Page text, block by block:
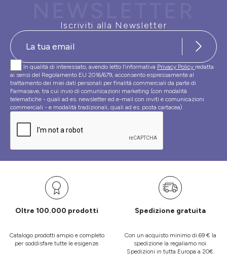
Iscriviti alla Newsletter
In qualità di interessato, avendo letto l’informativa Privacy Policy redatta
ai sensi del Regolamento EU 2016/679, acconsento espressamente al
trattamento dei miei dati personali per finalità commerciali da parte di
Farmasave, tra cui invio di comunicazioni marketing (con modalità
telematiche - quali ad es. newsletter ed e-mail con inviti e comunicazioni
commerciali - e modalità tradizionali, quali ad es. posta cartacea)
Oltre 100.000 prodotti
Catalogo prodotti ampio e completo
per soddisfare tutte le esigenze.
Spedizione gratuita
Con un acquisto minimo di 69 € la
spedizione la regaliamo noi.
Spedizioni in tutta Europa a 20€.